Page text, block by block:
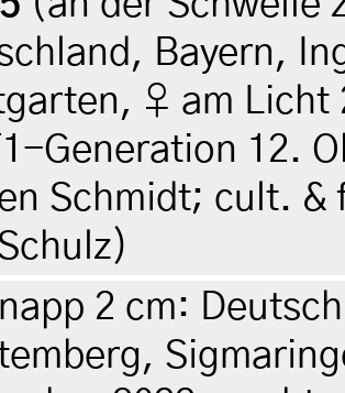
Bayern,
♀ am Licht
Generation 12.
Schmidt; cult. &
Schulz)
2 cm: